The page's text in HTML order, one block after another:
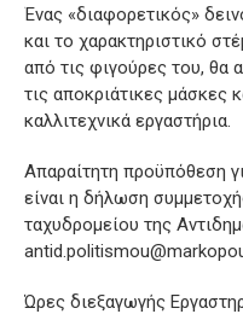
Ένας «διαφορετικός»
και το χαρακτηριστικό
από τις φιγούρες του, θα
τις αποκριάτικες μάσκες
καλλιτεχνικά εργαστήρια.
Απαραίτητη προϋπόθεση
είναι η δήλωση
ταχυδρομείου της
Ώρες διεξαγωγής